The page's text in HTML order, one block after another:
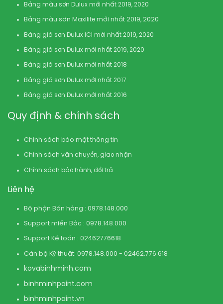
Bảng màu sơn Dulux mới nhất 2019, 2020
Bảng màu sơn Maxilite mới nhất 2019, 2020
Bảng giá sơn Dulux ICI mới nhất 2019, 2020
Bảng giá sơn Dulux mới nhất 2019, 2020
Bảng giá sơn Dulux mới nhất 2018
Bảng giá sơn Dulux mới nhất 2017
Bảng giá sơn Dulux mới nhất 2016
Quy định & chính sách
Chính sách bảo mật thông tin
Chính sách vận chuyển, giao nhận
Chính sách bảo hành, đổi trả
Liên hệ
Bộ phận Bán hàng : 0978.148.000
Support miền Bắc : 0978.148.000
Support Kế toán : 02462776618
Cán bộ Kỹ thuật: 0978.148.000 - 02462.776.618
kovabinhminh.com
binhminhpaint.com
binhminhpaint.vn